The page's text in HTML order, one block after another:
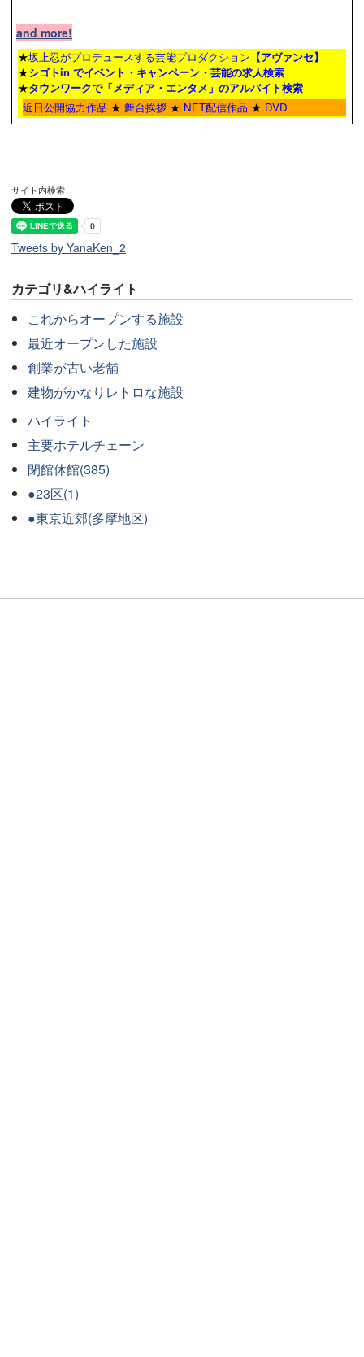
and more!
★坂上忍がプロデュースする芸能プロダクション 【アヴァンセ】
★シゴトin でイベント・キャンペーン・芸能の求人検索
★タウンワークで「メディア・エンタメ」のアルバイト検索
近日公開協力作品 ★ 舞台挨拶 ★ NET配信作品 ★ DVD
サイト内検索
Tweets by YanaKen_2
カテゴリ&ハイライト
これからオープンする施設
最近オープンした施設
創業が古い老舗
建物がかなりレトロな施設
ハイライト
主要ホテルチェーン
閉館休館(385)
●23区(1)
●東京近郊(多摩地区)